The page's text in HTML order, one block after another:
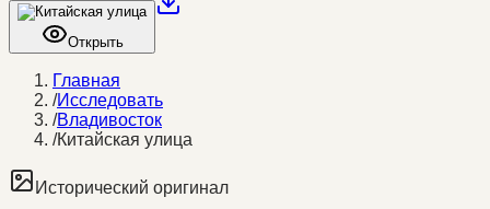
Открыть
Главная
/Исследовать
/Владивосток
/Китайская улица
Исторический оригинал